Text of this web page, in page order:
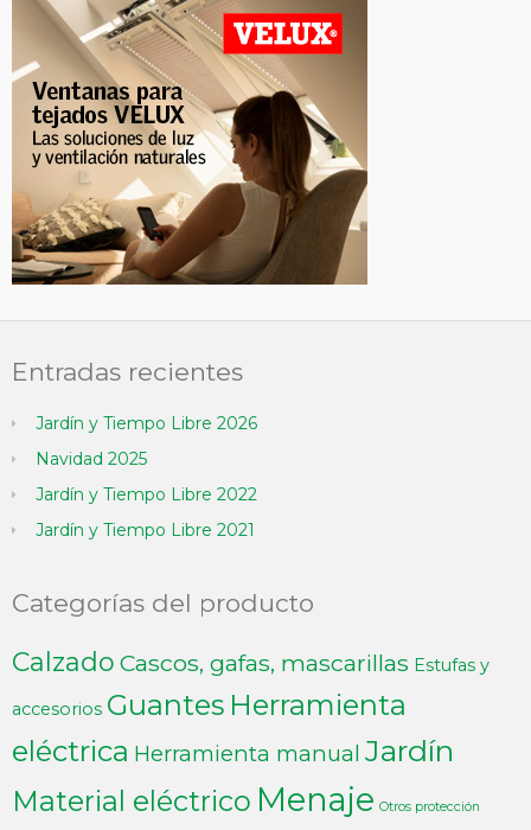
Entradas recientes
Jardín y Tiempo Libre 2026
Navidad 2025
Jardín y Tiempo Libre 2022
Jardín y Tiempo Libre 2021
Categorías del producto
Calzado Cascos, gafas, mascarillas Estufas y
accesorios Guantes Herramienta
eléctrica Herramienta manual Jardín
Material eléctrico Menaje Otros protección